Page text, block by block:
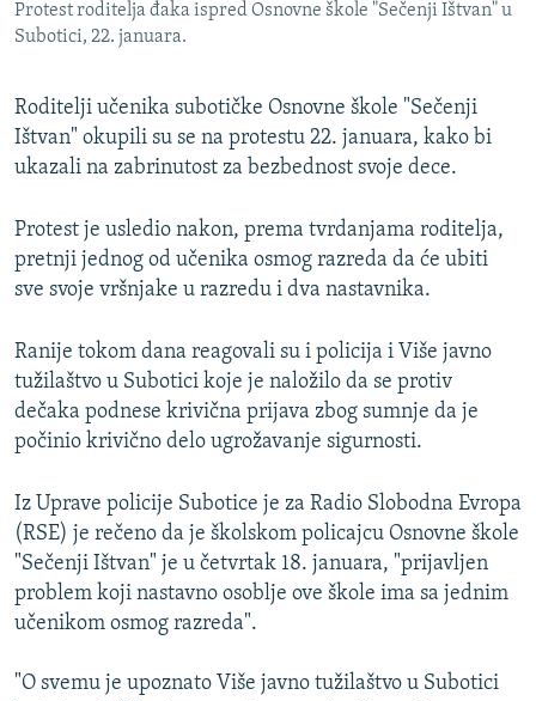
POPLAVE I KLIZIŠTA U BIH 2024.
POST SCRIPTUM
MOJA EVROPA
SVE KARTE DEJTONA
NASTANAK I RASPAD JUGOSLAVIJE
Protest roditelja đaka ispred Osnovne škole "Sečenji Ištvan" u
Subotici, 22. januara.
Roditelji učenika subotičke Osnovne škole "Sečenji
Ištvan" okupili su se na protestu 22. januara, kako bi
ukazali na zabrinutost za bezbednost svoje dece.
Protest je usledio nakon, prema tvrdanjama roditelja,
pretnji jednog od učenika osmog razreda da će ubiti
sve svoje vršnjake u razredu i dva nastavnika.
Ranije tokom dana reagovali su i policija i Više javno
tužilaštvo u Subotici koje je naložilo da se protiv
dečaka podnese krivična prijava zbog sumnje da je
počinio krivično delo ugrožavanje sigurnosti.
Iz Uprave policije Subotice je za Radio Slobodna Evropa
(RSE) je rečeno da je školskom policajcu Osnovne škole
"Sečenji Ištvan" je u četvrtak 18. januara, "prijavljen
problem koji nastavno osoblje ove škole ima sa jednim
učenikom osmog razreda".
"O svemu je upoznato Više javno tužilaštvo u Subotici